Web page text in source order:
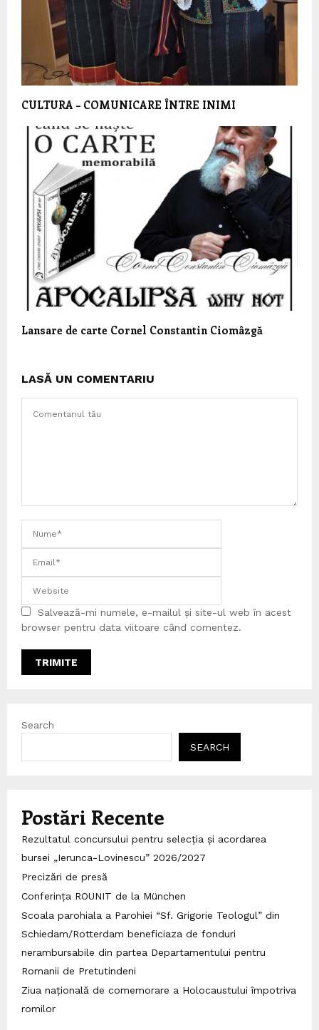
CULTURA – COMUNICARE ÎNTRE INIMI
Lansare de carte Cornel Constantin Ciomâzgă
LASĂ UN COMENTARIU
Salvează-mi numele, e-mailul și site-ul web în acest
browser pentru data viitoare când comentez.
Search
SEARCH
Postări Recente
Rezultatul concursului pentru selecția și acordarea
bursei „Ierunca-Lovinescu” 2026/2027
Precizări de presă
Conferința ROUNIT de la München
Scoala parohiala a Parohiei “Sf. Grigorie Teologul” din
Schiedam/Rotterdam beneficiaza de fonduri
nerambursabile din partea Departamentului pentru
Romanii de Pretutindeni
Ziua națională de comemorare a Holocaustului împotriva
romilor